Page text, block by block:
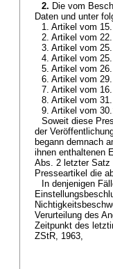
2. Die vom
Daten und unter
1. Artikel vom
2. Artikel vom
3. Artikel vom
4. Artikel vom
5. Artikel vom
6. Artikel vom
7. Artikel vom
8. Artikel vom
9. Artikel vom
Soweit diese
der
begann demnach
ihnen enthaltenen
Abs. 2 letzter Satz
Presseartikel die
In denjenigen
Verurteilung des
Zeitpunkt des
ZStR, 1963,